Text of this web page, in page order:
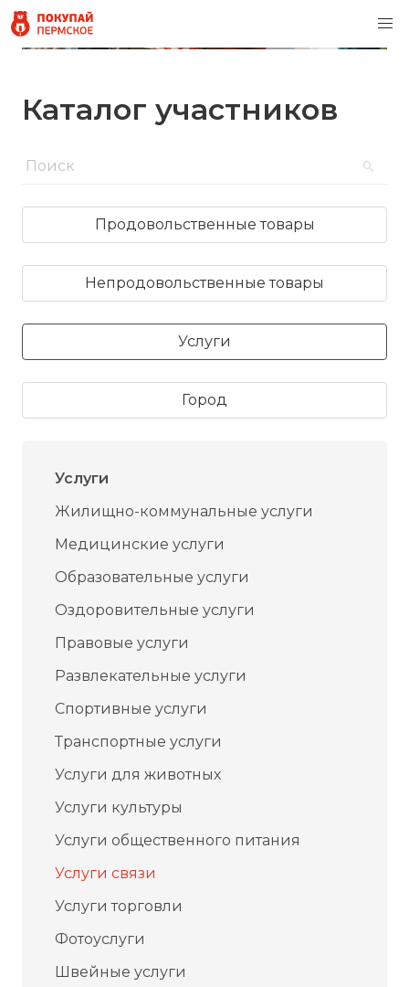
Каталог участников
Продовольственные товары
Непродовольственные товары
Услуги
Город
Услуги
Жилищно-коммунальные услуги
Медицинские услуги
Образовательные услуги
Оздоровительные услуги
Правовые услуги
Развлекательные услуги
Спортивные услуги
Транспортные услуги
Услуги для животных
Услуги культуры
Услуги общественного питания
Услуги связи
Услуги торговли
Фотоуслуги
Швейные услуги